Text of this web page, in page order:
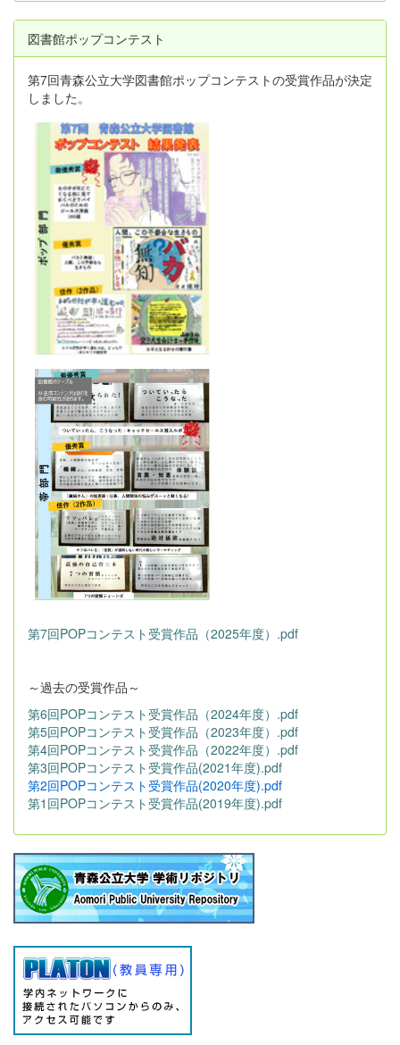
図書館ポップコンテスト
第7回青森公立大学図書館ポップコンテストの受賞作品が決定
しました。
第7回POPコンテスト受賞作品（2025年度）.pdf
～過去の受賞作品～
第6回POPコンテスト受賞作品（2024年度）.pdf
第5回POPコンテスト受賞作品（2023年度）.pdf
第4回POPコンテスト受賞作品（2022年度）.pdf
第3回POPコンテスト受賞作品(2021年度).pdf
第2回POPコンテスト受賞作品(2020年度).pdf
第1回POPコンテスト受賞作品(2019年度).pdf